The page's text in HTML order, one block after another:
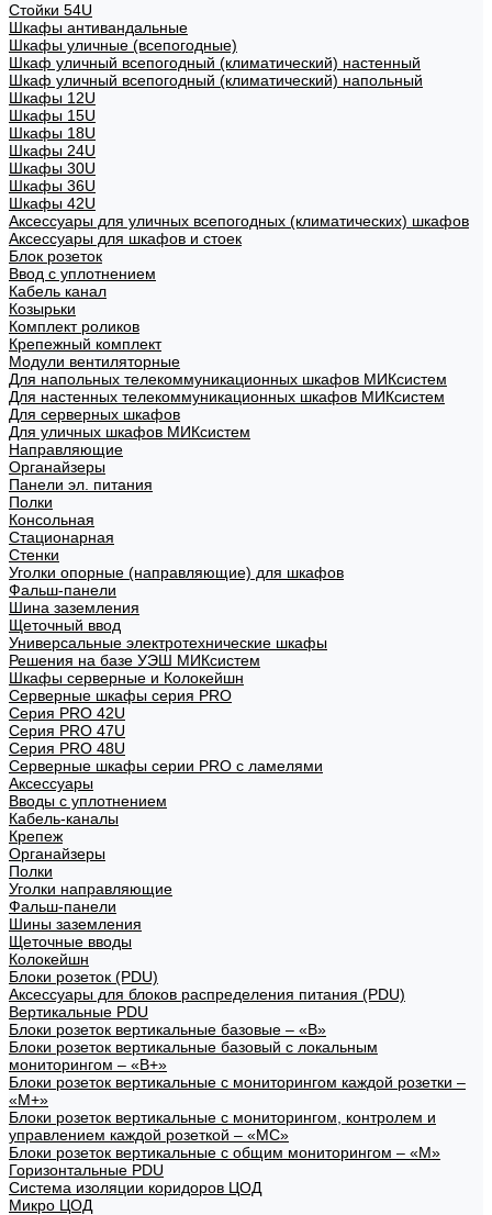
Стойки 54U
Шкафы антивандальные
Шкафы уличные (всепогодные)
Шкаф уличный всепогодный (климатический) настенный
Шкаф уличный всепогодный (климатический) напольный
Шкафы 12U
Шкафы 15U
Шкафы 18U
Шкафы 24U
Шкафы 30U
Шкафы 36U
Шкафы 42U
Аксессуары для уличных всепогодных (климатических) шкафов
Аксессуары для шкафов и стоек
Блок розеток
Ввод с уплотнением
Кабель канал
Козырьки
Комплект роликов
Крепежный комплект
Модули вентиляторные
Для напольных телекоммуникационных шкафов МИКсистем
Для настенных телекоммуникационных шкафов МИКсистем
Для серверных шкафов
Для уличных шкафов МИКсистем
Направляющие
Органайзеры
Панели эл. питания
Полки
Консольная
Стационарная
Стенки
Уголки опорные (направляющие) для шкафов
Фальш-панели
Шина заземления
Щеточный ввод
Универсальные электротехнические шкафы
Решения на базе УЭШ МИКсистем
Шкафы серверные и Колокейшн
Серверные шкафы серия PRO
Серия PRO 42U
Серия PRO 47U
Серия PRO 48U
Серверные шкафы серии PRO с ламелями
Аксессуары
Вводы с уплотнением
Кабель-каналы
Крепеж
Органайзеры
Полки
Уголки направляющие
Фальш-панели
Шины заземления
Щеточные вводы
Колокейшн
Блоки розеток (PDU)
Аксессуары для блоков распределения питания (PDU)
Вертикальные PDU
Блоки розеток вертикальные базовые – «В»
Блоки розеток вертикальные базовый с локальным
мониторингом – «В+»
Блоки розеток вертикальные с мониторингом каждой розетки –
«М+»
Блоки розеток вертикальные с мониторингом, контролем и
управлением каждой розеткой – «МС»
Блоки розеток вертикальные с общим мониторингом – «М»
Горизонтальные PDU
Система изоляции коридоров ЦОД
Микро ЦОД